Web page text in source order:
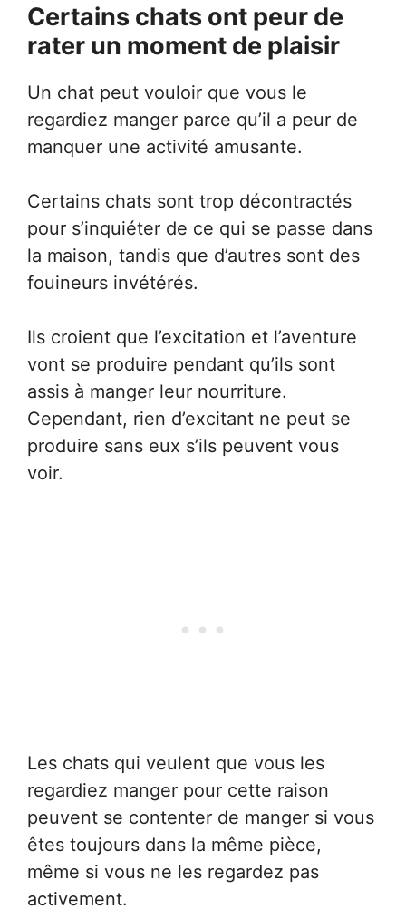
Certains chats ont peur de
rater un moment de plaisir
Un chat peut vouloir que vous le
regardiez manger parce qu’il a peur de
manquer une activité amusante.
Certains chats sont trop décontractés
pour s’inquiéter de ce qui se passe dans
la maison, tandis que d’autres sont des
fouineurs invétérés.
Ils croient que l’excitation et l’aventure
vont se produire pendant qu’ils sont
assis à manger leur nourriture.
Cependant, rien d’excitant ne peut se
produire sans eux s’ils peuvent vous
voir.
Les chats qui veulent que vous les
regardiez manger pour cette raison
peuvent se contenter de manger si vous
êtes toujours dans la même pièce,
même si vous ne les regardez pas
activement.